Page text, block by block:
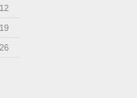
12
19
26